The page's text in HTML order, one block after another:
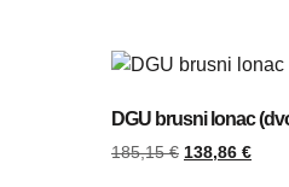
DGU brusni lonac
185,15€ 138,86 €